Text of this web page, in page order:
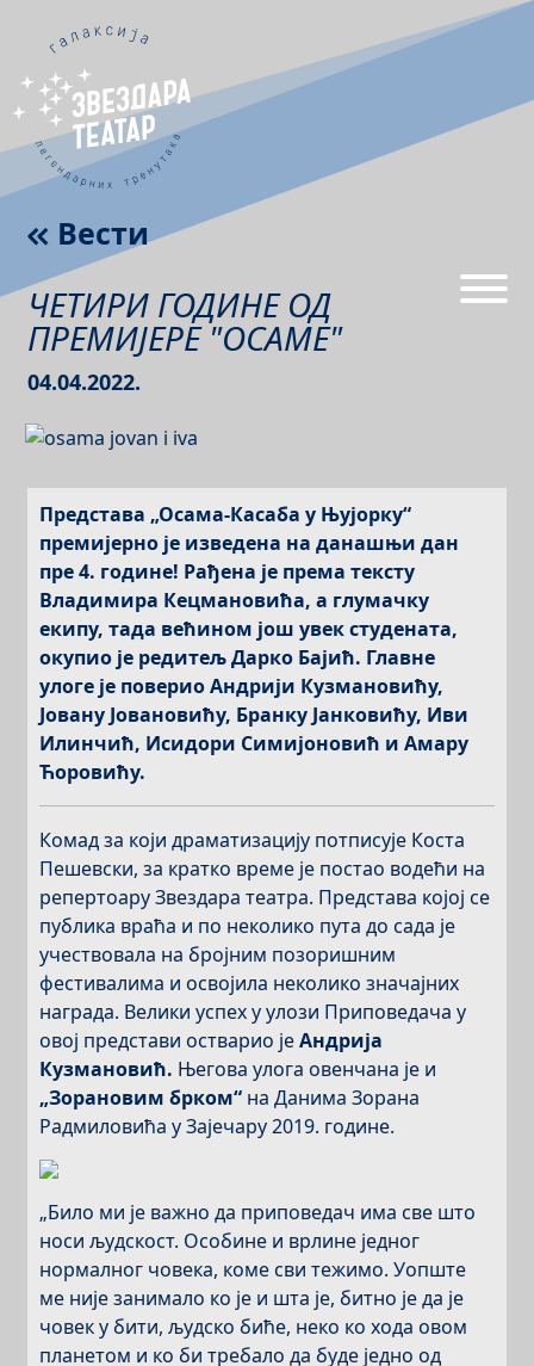
Вести
ЧЕТИРИ ГОДИНЕ ОД
ПРЕМИЈЕРЕ "ОСАМЕ"
04.04.2022.
Представа „Осама-Касаба у Њујорку“
премијерно је изведена на данашњи дан
пре4. године! Рађена је према тексту
Владимира Кецмановића, а глумачку
екипу, тада већином још увек студената,
окупио је редитељ Дарко Бајић. Главне
улоге је поверио Андрији Кузмановићу,
Јовану Јовановићу, Бранку Јанковићу, Иви
Илинчић, Исидори Симијоновић и Амару
Ћоровићу.
Комад за који драматизацију потписује Коста
Пешевски, за кратко време је постао водећи на
репертоару Звездара театра. Представа којој се
публика враћа и по неколико пута до сада је
учествовала на бројним позоришним
фестивалима и освојила неколико значајних
награда. Велики успех у улози Приповедача у
овој представи остварио јеАндрија
Кузмановић. Његова улога овенчана је и
„Зорановим брком“ на Данима Зорана
Радмиловића у Зајечару 2019. године.
„Било ми је важно да приповедач има све што
носи људскост. Особине и врлине једног
нормалног човека, коме сви тежимо. Уопште
ме није занимало ко је и шта је, битно је да је
човек у бити, људско биће, неко ко хода овом
планетом и ко би требало да буде једно од